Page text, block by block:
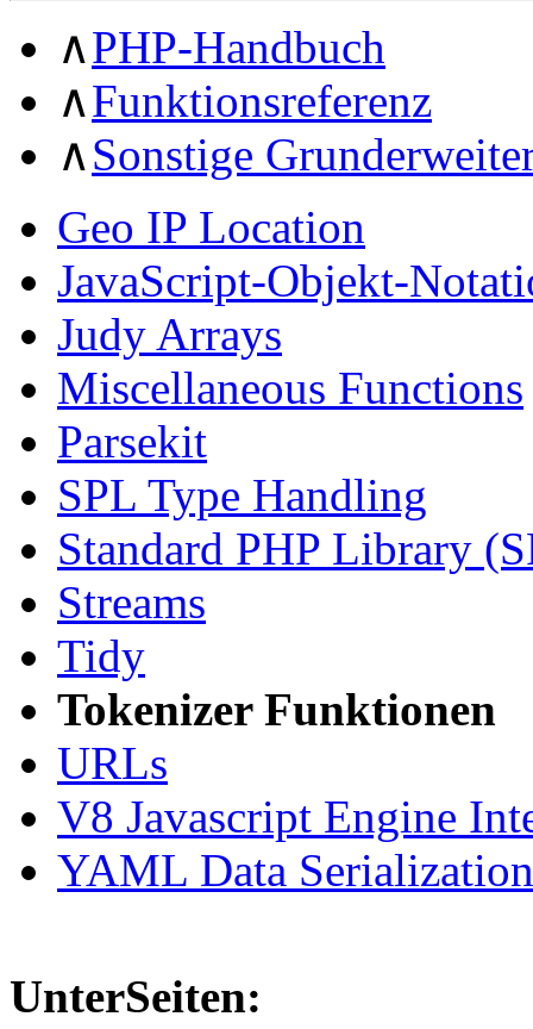
∧PHP-Handbuch
∧Funktionsreferenz
∧Sonstige
Geo IP Location
JavaScript-Objekt-
Judy Arrays
Miscellaneous Functions
Parsekit
SPL Type Handling
Standard PHP Library
Streams
Tidy
Tokenizer Funktionen
URLs
V8 Javascript Engine
YAML Data Serialization
UnterSeiten: